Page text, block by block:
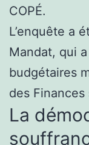
COPÉ.
L’enquête a
Mandat, qui
budgétaires
des
La